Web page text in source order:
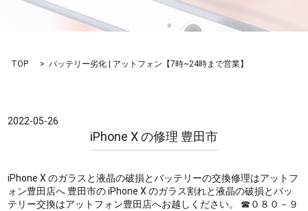
TOP バッテリー劣化 | アットフォン【7時~24時まで営業】
2022-05-26
iPhone X の修理 豊田市
iPhone X のガラスと液晶の破損とバッテリーの交換修理はアットフ
ォン豊田店へ 豊田市の iPhone X のガラス割れと液晶の破損とバッ
テリー交換はアットフォン豊田店へお越しください。 ☎０８０－９